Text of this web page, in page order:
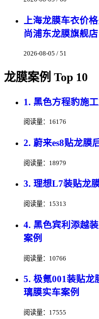
上海龙膜车衣价
尚浦东龙膜旗舰店
2026-08-05 / 51
龙膜案例 Top 10
1. 黑色方程豹施
阅读量：16176
2. 蔚来es8贴龙膜
阅读量：18979
3. 理想L7装贴龙
阅读量：15313
4. 黑色宾利添越
案例
阅读量：10766
5. 极氪001装贴龙
璃膜实车案例
阅读量：17555